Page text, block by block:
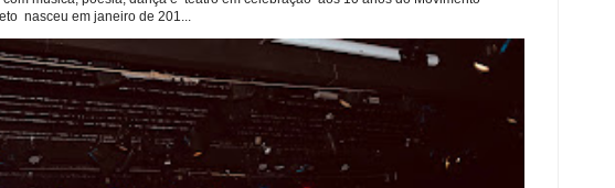
nasceu em janeiro de 201...